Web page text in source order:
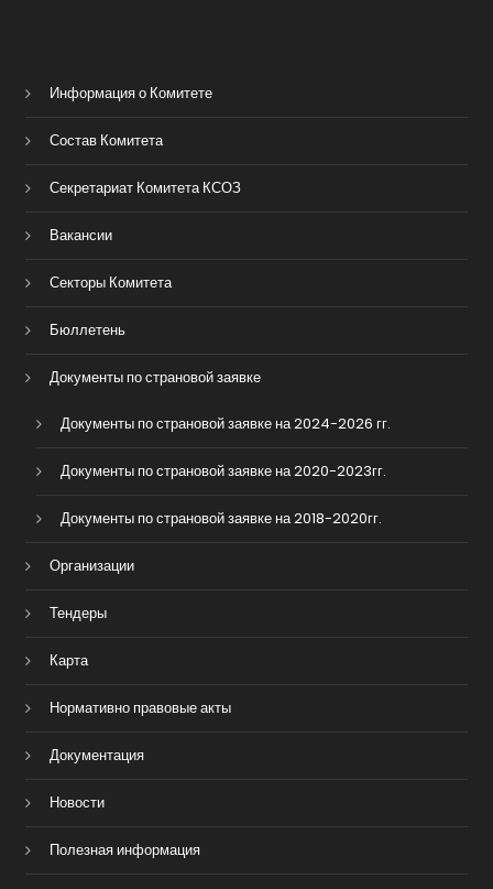
Информация о Комитете
Состав Комитета
Секретариат Комитета КСОЗ
Вакансии
Секторы Комитета
Бюллетень
Документы по страновой заявке
Документы по страновой заявке на 2024-2026 гг.
Документы по страновой заявке на 2020-2023гг.
Документы по страновой заявке на 2018-2020гг.
Организации
Тендеры
Карта
Нормативно правовые акты
Документация
Новости
Полезная информация